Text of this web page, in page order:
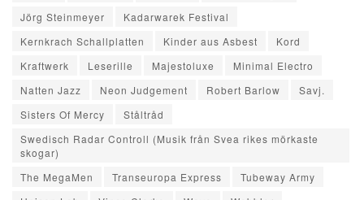
Jörg Steinmeyer
Kadarwarek Festival
Kernkrach Schallplatten
Kinder aus Asbest
Kord
Kraftwerk
Leserille Majestoluxe
Minimal Electro
Natten Jazz
Neon Judgement Robert Barlow
Savj.
Sisters Of Mercy
Ståltråd
Swedisch Radar Controll (Musik från Svea rikes mörkaste
skogar)
The MegaMen
Transeuropa Express
Tubeway Army